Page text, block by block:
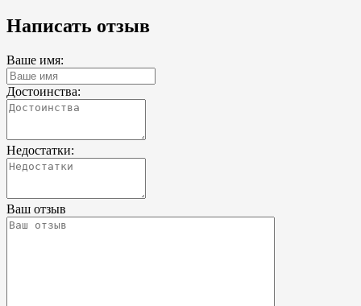
Написать отзыв
Ваше имя:
Достоинства:
Недостатки:
Ваш отзыв